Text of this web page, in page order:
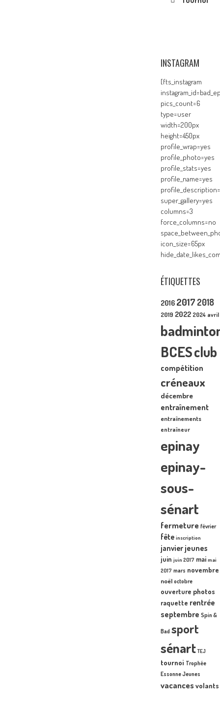
INSTAGRAM
[fts_instagram
pics_count=6
type=user
width=200px
height=450px
profile_wrap=yes
profile_photo=yes
profile_stats=yes
profile_name=yes
super_gallery=yes
columns=3
force_columns=no
icon_size=65px
ÉTIQUETTES
2016 2017 2018
2019 2022 2024 avril
BCESclub
compétition
créneaux
décembre
entraînement
entraînements
entraîneur
epinay
epinay-
sous-
sénart
fermeture février
fête inscription
janvier jeunes
juin juin 2017 mai mai
2017 mars novembre
noël octobre
ouverture photos
raquette rentrée
septembre Spin &
Bad sport
sénart TEJ
tournoi Trophée
Essonne Jeunes
vacancesvolants